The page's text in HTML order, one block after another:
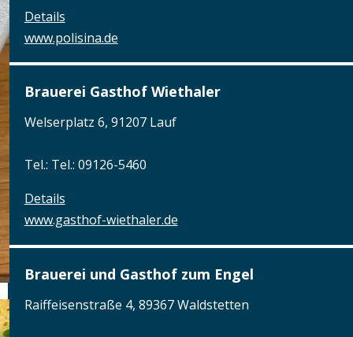
Details
www.polisina.de
Brauerei Gasthof Wiethaler
Welserplatz 6, 91207 Lauf
Tel.: Tel.: 09126-5460
Details
www.gasthof-wiethaler.de
Brauerei und Gasthof zum Engel
Raiffeisenstraße 4, 89367 Waldstetten